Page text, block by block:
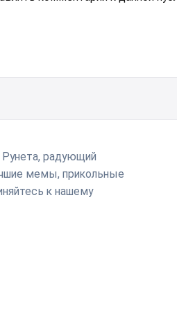
Рунета, радующий
мемы, прикольные
к нашему